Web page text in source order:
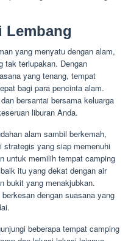
Lembang
yang menyatu dengan alam,
tak terlupakan. Dengan
yang tenang, tempat
bagi para pencinta alam.
bersantai bersama keluarga
liburan Anda.
alam sambil berkemah,
strategis yang siap memenuhi
untuk memilih tempat camping
itu yang dekat dengan air
bukit yang menakjubkan.
dengan suasana yang
beberapa tempat camping